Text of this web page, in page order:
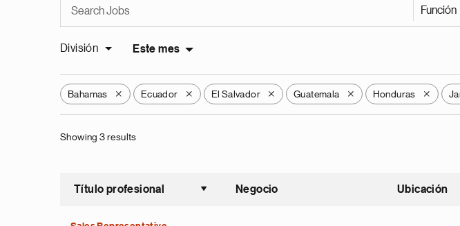
Función
División Este mes
Bahamas X Ecuador X El Salvador X Guatemala X Honduras X
Showing 3 results
Título profesional
Ordenar ascendente
Negocio Ubicación